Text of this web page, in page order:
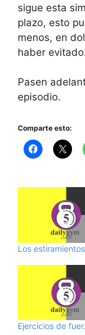
sigue esta
plazo, esto
menos, en
haber
Pasen
episodio.
Comparte esto:
Los estiramientos
Ejercicios de